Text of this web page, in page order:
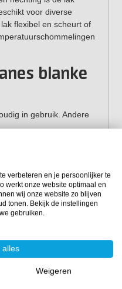
voor diverse
flexibel en scheurt of
blanke
in gebruik. Andere
meranti,
binnen en hechthout
is deze blanke
verbeteren en je persoonlijker te
werkt onze website optimaal en
wij onze website zo blijven
tonen. Bekijk de instellingen
gebruiken.
alles
Weigeren